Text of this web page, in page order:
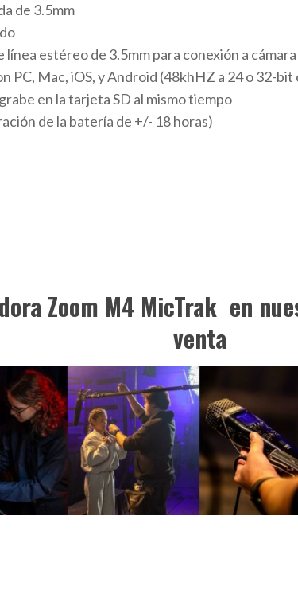
de 3.5mm
línea estéreo de 3.5mm para conexión a cámara
PC, Mac, iOS, y Android (48khHZ a 24 o 32-
en la tarjeta SD al mismo tiempo
de la batería de +/- 18 horas)
Zoom M4 MicTrak en
venta